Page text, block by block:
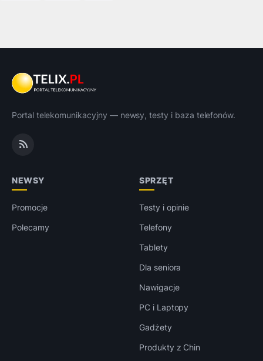
Portal telekomunikacyjny — newsy, testy i baza telefonów.
NEWSY
Promocje
Polecamy
SPRZĘT
Testy i opinie
Telefony
Tablety
Dla seniora
Nawigacje
PC i Laptopy
Gadżety
Produkty z Chin